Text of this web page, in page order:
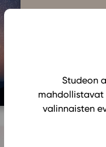
Studeon
mahdollistavat
valinnaisten